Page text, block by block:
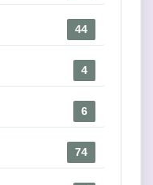
44
4
6
74